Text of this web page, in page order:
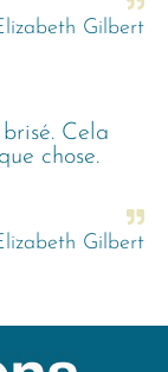
Gilbert
Cela
chose.
Gilbert